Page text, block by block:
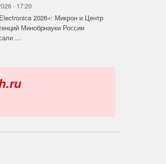
- 17:20
2026»: Микрон и Центр
Минобрнауки России
...